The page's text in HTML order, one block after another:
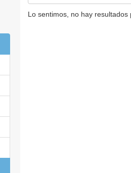
Lo sentimos, no hay resultados